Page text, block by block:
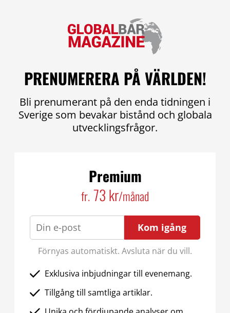
PRENUMERERA PÅ VÄRLDEN!
Bli prenumerant på den enda tidningen i
Sverige som bevakar bistånd och globala
utvecklingsfrågor.
Premium
fr. 73 kr/månad
Kom igång
Förnyas automatiskt. Avsluta när du vill.
Exklusiva inbjudningar till evenemang.
Tillgång till samtliga artiklar.